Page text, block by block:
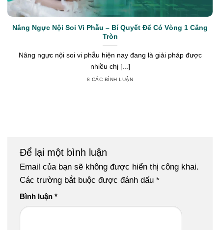
Nâng Ngực Nội Soi Vi Phẫu – Bí Quyết Để Có Vòng 1 Căng
Tròn
Nâng ngực nội soi vi phẫu hiện nay đang là giải pháp được
nhiều chị [...]
8 CÁC BÌNH LUẬN
Để lại một bình luận
Email của bạn sẽ không được hiển thị công khai.
Các trường bắt buộc được đánh dấu *
Bình luận *